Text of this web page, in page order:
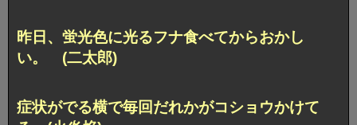
昨日、蛍光色に光るフナ食べてからおかし
い。 (二太郎)
症状がでる横で毎回だれかがコショウかけて